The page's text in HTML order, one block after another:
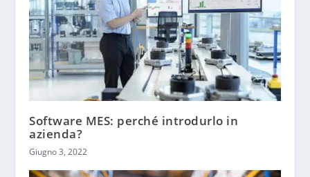
Software MES: perché introdurlo in
azienda?
Giugno 3, 2022